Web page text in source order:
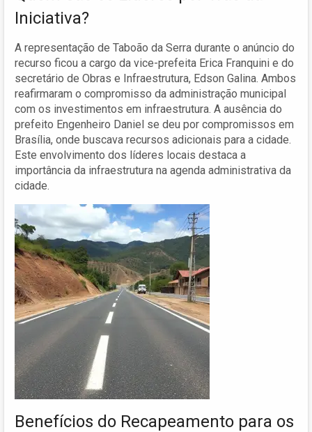
Iniciativa?
A representação de Taboão da Serra durante o anúncio do
recurso ficou a cargo da vice-prefeita Erica Franquini e do
secretário de Obras e Infraestrutura, Edson Galina. Ambos
reafirmaram o compromisso da administração municipal
com os investimentos em infraestrutura. A ausência do
prefeito Engenheiro Daniel se deu por compromissos em
Brasília, onde buscava recursos adicionais para a cidade.
Este envolvimento dos líderes locais destaca a
importância da infraestrutura na agenda administrativa da
cidade.
Benefícios do Recapeamento para os